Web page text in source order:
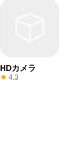
HDカメラ
4.3